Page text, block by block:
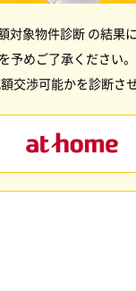
象物件診断 の結果
めご了承ください。
渉可能かを診断さ